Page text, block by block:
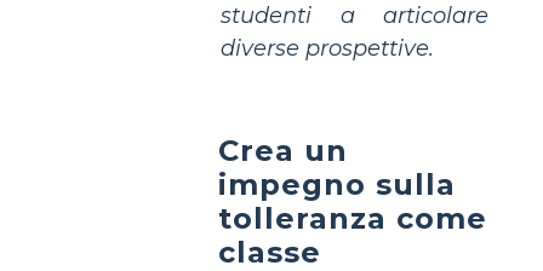
studenti a articolare
diverse prospettive.
Crea un
impegno sulla
tolleranza come
classe